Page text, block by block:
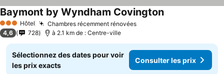
3 ÉtoilesHôtel Chambres récemment rénovéesConsulter les prix
Baymont by Wyndham CovingtonConsulter les
4,6 728 à 2.1 km de : Centre-ville
Sélectionnez des dates pour voir
les prix exacts
Consulter les prix